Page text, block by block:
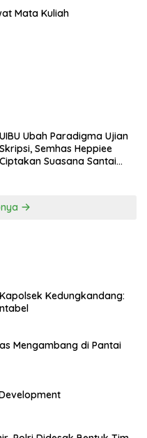
Mata Kuliah
UIBU Ubah Paradigma Ujian
Skripsi, Semhas Heppiee
Ciptakan Suasana Santai
Kedungkandang:
Mengambang di Pantai